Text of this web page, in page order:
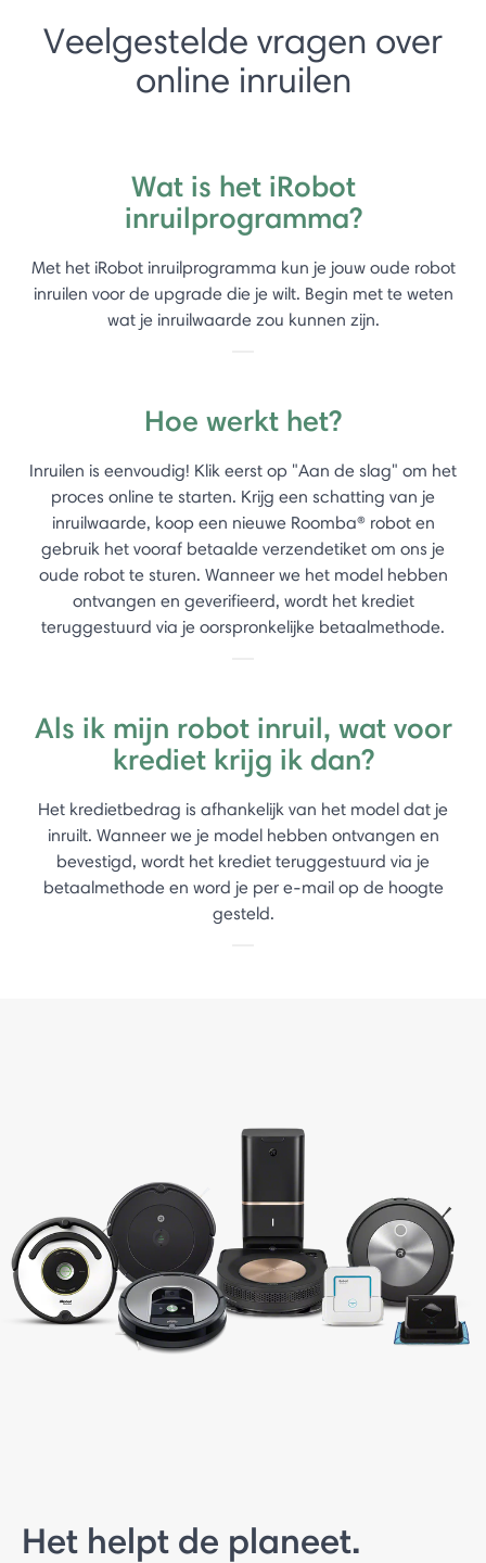
Veelgestelde vragen over
online inruilen
Wat is het iRobot
inruilprogramma?
Met het iRobot inruilprogramma kun je jouw oude robot
inruilen voor de upgrade die je wilt. Begin met te weten
wat je inruilwaarde zou kunnen zijn.
Hoe werkt het?
Inruilen is eenvoudig! Klik eerst op "Aan de slag" om het
proces online te starten. Krijg een schatting van je
inruilwaarde, koop een nieuwe Roomba® robot en
gebruik het vooraf betaalde verzendetiket om ons je
oude robot te sturen. Wanneer we het model hebben
ontvangen en geverifieerd, wordt het krediet
teruggestuurd via je oorspronkelijke betaalmethode.
Als ik mijn robot inruil, wat voor
krediet krijg ik dan?
Het kredietbedrag is afhankelijk van het model dat je
inruilt. Wanneer we je model hebben ontvangen en
bevestigd, wordt het krediet teruggestuurd via je
betaalmethode en word je per e-mail op de hoogte
gesteld.
Het helpt de planeet.